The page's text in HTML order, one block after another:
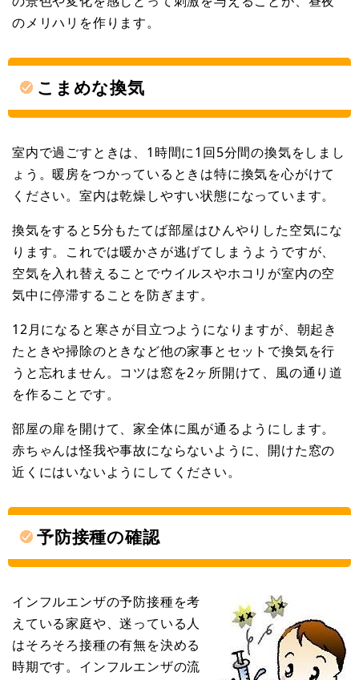
のメリハリを作ります。
こまめな換気
室内で過ごすときは、1時間に1回5分間の換気をしまし
ょう。暖房をつかっているときは特に換気を心がけて
ください。室内は乾燥しやすい状態になっています。
換気をすると5分もたてば部屋はひんやりした空気にな
ります。これでは暖かさが逃げてしまうようですが、
空気を入れ替えることでウイルスやホコリが室内の空
気中に停滞することを防ぎます。
12月になると寒さが目立つようになりますが、朝起き
たときや掃除のときなど他の家事とセットで換気を行
うと忘れません。コツは窓を2ヶ所開けて、風の通り道
を作ることです。
部屋の扉を開けて、家全体に風が通るようにします。
赤ちゃんは怪我や事故にならないように、開けた窓の
近くにはいないようにしてください。
予防接種の確認
インフルエンザの予防接種を考
えている家庭や、迷っている人
はそろそろ接種の有無を決める
時期です。インフルエンザの流